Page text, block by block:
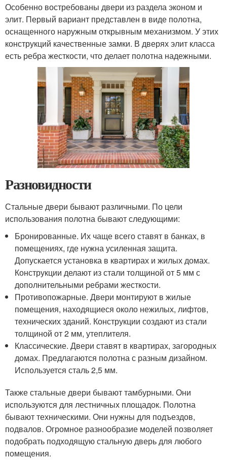
Особенно востребованы двери из раздела эконом и
элит. Первый вариант представлен в виде полотна,
оснащенного наружным открывным механизмом. У этих
конструкций качественные замки. В дверях элит класса
есть ребра жесткости, что делает полотна надежными.
Разновидности
Стальные двери бывают различными. По цели
использования полотна бывают следующими:
Бронированные. Их чаще всего ставят в банках, в
помещениях, где нужна усиленная защита.
Допускается установка в квартирах и жилых домах.
Конструкции делают из стали толщиной от 5 мм с
дополнительными ребрами жесткости.
Противопожарные. Двери монтируют в жилые
помещения, находящиеся около нежилых, лифтов,
технических зданий. Конструкции создают из стали
толщиной от 2 мм, утеплителя.
Классические. Двери ставят в квартирах, загородных
домах. Предлагаются полотна с разным дизайном.
Используется сталь 2,5 мм.
Также стальные двери бывают тамбурными. Они
используются для лестничных площадок. Полотна
бывают техническими. Они нужны для подъездов,
подвалов. Огромное разнообразие моделей позволяет
подобрать подходящую стальную дверь для любого
помещения.